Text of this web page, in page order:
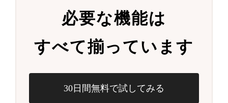
必要な機能は
すべて揃っています
30日間無料で試してみる